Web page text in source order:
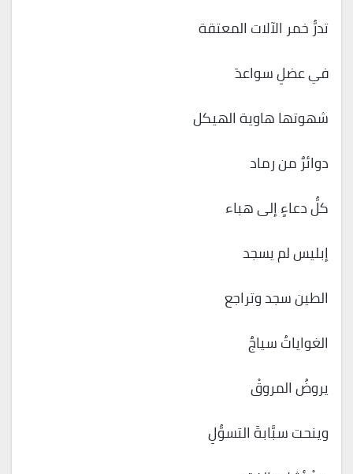
تدرُّ خمر الآلات المعتقة
في عضلِ سواعدَ
شهوتها هاوية الهيكل
دوائرٌ من رماد
كلُّ دعاءٍ إلى هباء
إبليس لم يسجد
الطين سجد وتراجع
الغواياتُ سياجٌ
يروضُ المروقْ
وينحت سبَّابةَ التسوُّلِ